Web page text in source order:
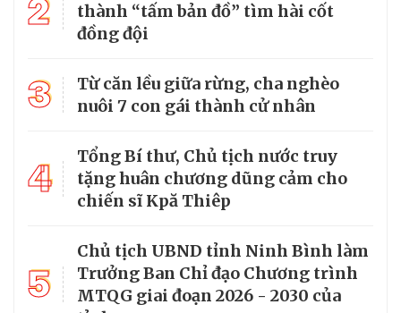
2
thành “tấm bản đồ” tìm hài cốt
đồng đội
3
Từ căn lều giữa rừng, cha nghèo
nuôi 7 con gái thành cử nhân
4
Tổng Bí thư, Chủ tịch nước truy
tặng huân chương dũng cảm cho
chiến sĩ Kpă Thiêp
5
Chủ tịch UBND tỉnh Ninh Bình làm
Trưởng Ban Chỉ đạo Chương trình
MTQG giai đoạn 2026 - 2030 của